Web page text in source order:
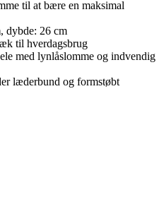
til at bære en maksimal
dybde: 26 cm
til hverdagsbrug
med lynlåslomme og indvendig
læderbund og formstøbt